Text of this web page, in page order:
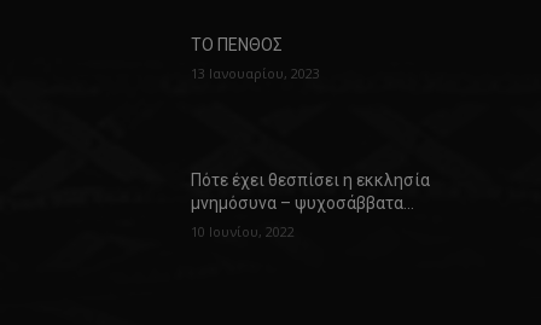
ΤΟ ΠΕΝΘΟΣ
13 Ιανουαρίου, 2023
Πότε έχει θεσπίσει η εκκλησία
μνημόσυνα – ψυχοσάββατα…
10 Ιουνίου, 2022